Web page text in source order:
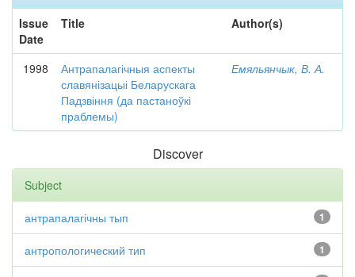
Issue
Date
Title Author(s)
1998
Антрапалагічныя аспекты
славянізацыі Беларускага
Падзвіння (да пастаноўкі
праблемы)
Емяльянчык, В. А.
Discover
Subject
1
антрапалагічны тып
1
антропологический тип